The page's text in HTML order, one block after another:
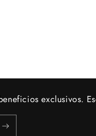
exclusivos.